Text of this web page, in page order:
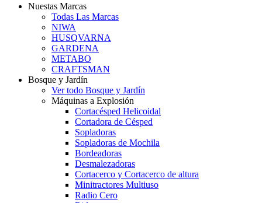
Nuestas Marcas
Todas Las Marcas
NIWA
HUSQVARNA
GARDENA
METABO
CRAFTSMAN
Bosque y Jardín
Ver todo Bosque y Jardín
Máquinas a Explosión
Cortacésped Helicoidal
Cortadora de Césped
Sopladoras
Sopladoras de Mochila
Bordeadoras
Desmalezadoras
Cortacerco y Cortacerco de altura
Minitractores Multiuso
Radio Cero